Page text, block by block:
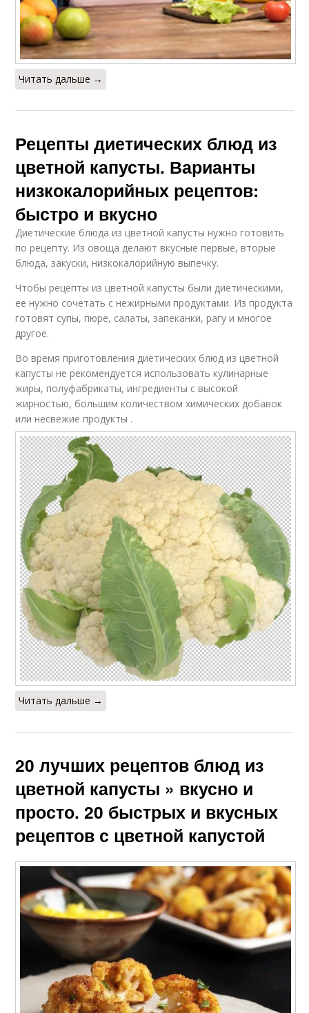
Читать дальше →
Рецепты диетических блюд из
цветной капусты. Варианты
низкокалорийных рецептов:
быстро и вкусно
Диетические блюда из цветной капусты нужно готовить
по рецепту. Из овоща делают вкусные первые, вторые
блюда, закуски, низкокалорийную выпечку.
Чтобы рецепты из цветной капусты были диетическими,
ее нужно сочетать с нежирными продуктами. Из продукта
готовят супы, пюре, салаты, запеканки, рагу и многое
другое.
Во время приготовления диетических блюд из цветной
капусты не рекомендуется использовать кулинарные
жиры, полуфабрикаты, ингредиенты с высокой
жирностью, большим количеством химических добавок
или несвежие продукты .
Читать дальше →
20 лучших рецептов блюд из
цветной капусты » вкусно и
просто. 20 быстрых и вкусных
рецептов с цветной капустой